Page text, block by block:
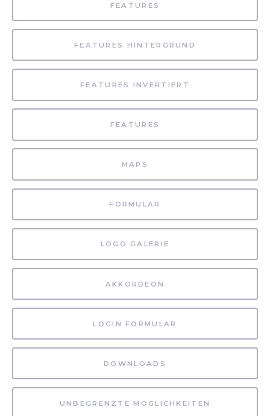
FEATURES
FEATURES HINTERGRUND
FEATURES INVERTIERT
FEATURES
MAPS
FORMULAR
LOGO GALERIE
AKKORDEON
LOGIN FORMULAR
DOWNLOADS
UNBEGRENZTE MÖGLICHKEITEN